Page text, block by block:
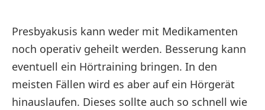
Presbyakusis kann weder mit Medikamenten
noch operativ geheilt werden. Besserung kann
eventuell ein Hörtraining bringen. In den
meisten Fällen wird es aber auf ein Hörgerät
hinauslaufen. Dieses sollte auch so schnell wie